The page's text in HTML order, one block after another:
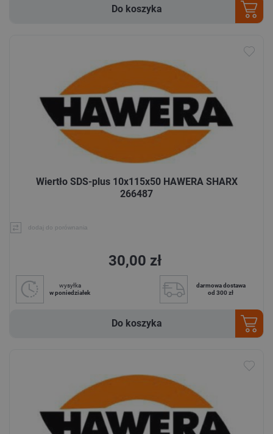
Do koszyka
Wiertło SDS-plus 10x115x50 HAWERA SHARX
266487
dodaj do porównania
30,00 zł
wysyłka
w poniedziałek
darmowa dostawa
od 300 zł
Do koszyka